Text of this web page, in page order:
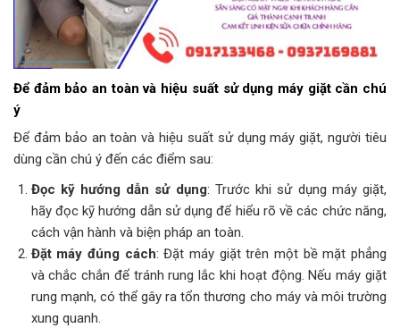
Để đảm bảo an toàn và hiệu suất sử dụng máy giặt cần chú
ý
Để đảm bảo an toàn và hiệu suất sử dụng máy giặt, người tiêu
dùng cần chú ý đến các điểm sau:
Đọc kỹ hướng dẫn sử dụng: Trước khi sử dụng máy giặt,
hãy đọc kỹ hướng dẫn sử dụng để hiểu rõ về các chức năng,
cách vận hành và biện pháp an toàn.
Đặt máy đúng cách: Đặt máy giặt trên một bề mặt phẳng
và chắc chắn để tránh rung lắc khi hoạt động. Nếu máy giặt
rung mạnh, có thể gây ra tổn thương cho máy và môi trường
xung quanh.